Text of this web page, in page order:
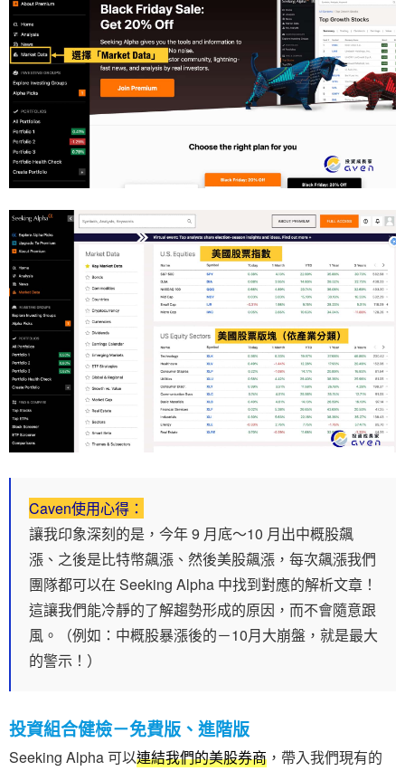
Caven使用心得：
讓我印象深刻的是，今年 9 月底～10 月出中概股飆
漲、之後是比特幣飆漲、然後美股飆漲，每次飆漲我們
團隊都可以在 Seeking Alpha 中找到對應的解析文章！
這讓我們能冷靜的了解趨勢形成的原因，而不會隨意跟
風。（例如：中概股暴漲後的－10月大崩盤，就是最大
的警示！）
投資組合健檢－免費版、進階版
Seeking Alpha 可以連結我們的美股券商 ，帶入我們現有的